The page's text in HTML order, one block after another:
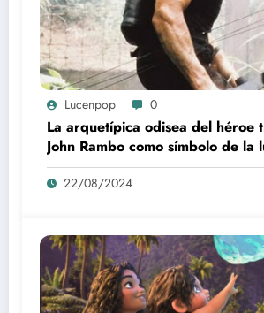
Lucenpop 0
La arquetípica odisea del héroe
John Rambo como símbolo de la
alienación en la modernidad
22/08/2024